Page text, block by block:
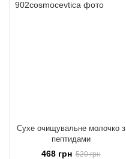
Сухе очищувальне молочко з
пептидами
468 грн 520 грн